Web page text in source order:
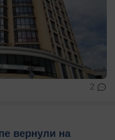
2
вернули на